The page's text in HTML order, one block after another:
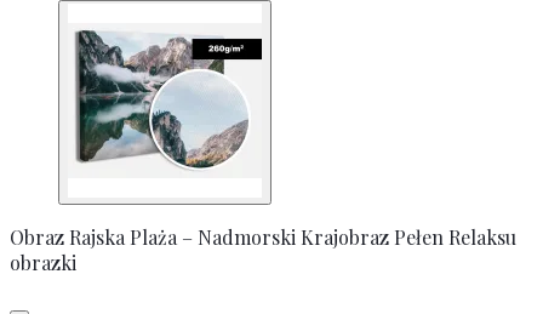
Obraz Rajska Plaża – Nadmorski Krajobraz Pełen Relaksu
obrazki